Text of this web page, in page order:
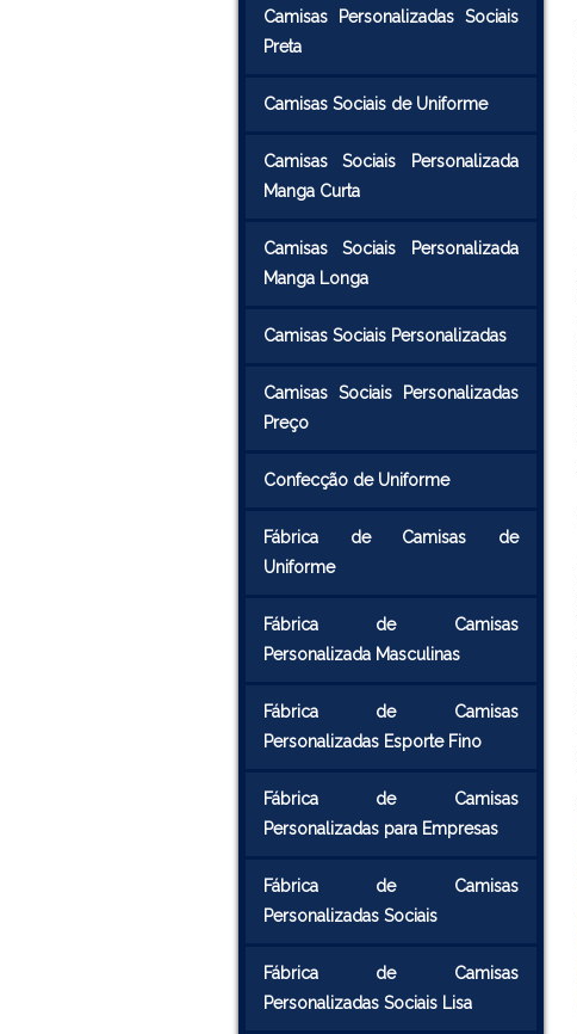
Camisas Personalizadas Sociais
Preta
Camisas Sociais de Uniforme
Camisas Sociais Personalizada
Manga Curta
Camisas Sociais Personalizada
Manga Longa
Camisas Sociais Personalizadas
Camisas Sociais Personalizadas
Preço
Confecção de Uniforme
Fábrica de Camisas de
Uniforme
Fábrica de Camisas
Personalizada Masculinas
Fábrica de Camisas
Personalizadas Esporte Fino
Fábrica de Camisas
Personalizadas para Empresas
Fábrica de Camisas
Personalizadas Sociais
Fábrica de Camisas
Personalizadas Sociais Lisa